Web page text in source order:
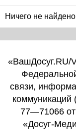
Ничего не
«ВашДосуг.RU/
связи,
77—71066
«Досуг-